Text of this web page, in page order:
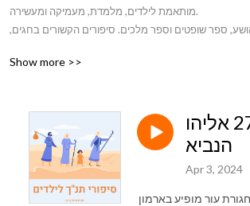
מותאמת לילדים, מלמדת, מעמיקה ומעשירה.
ספר שופטים וספר מלכים. סיפורים הקשורים בחגים,
Show more >>
מלכים פרק 27 אליהו
הנביא
Apr 3, 2024
עור מופיע בארמון